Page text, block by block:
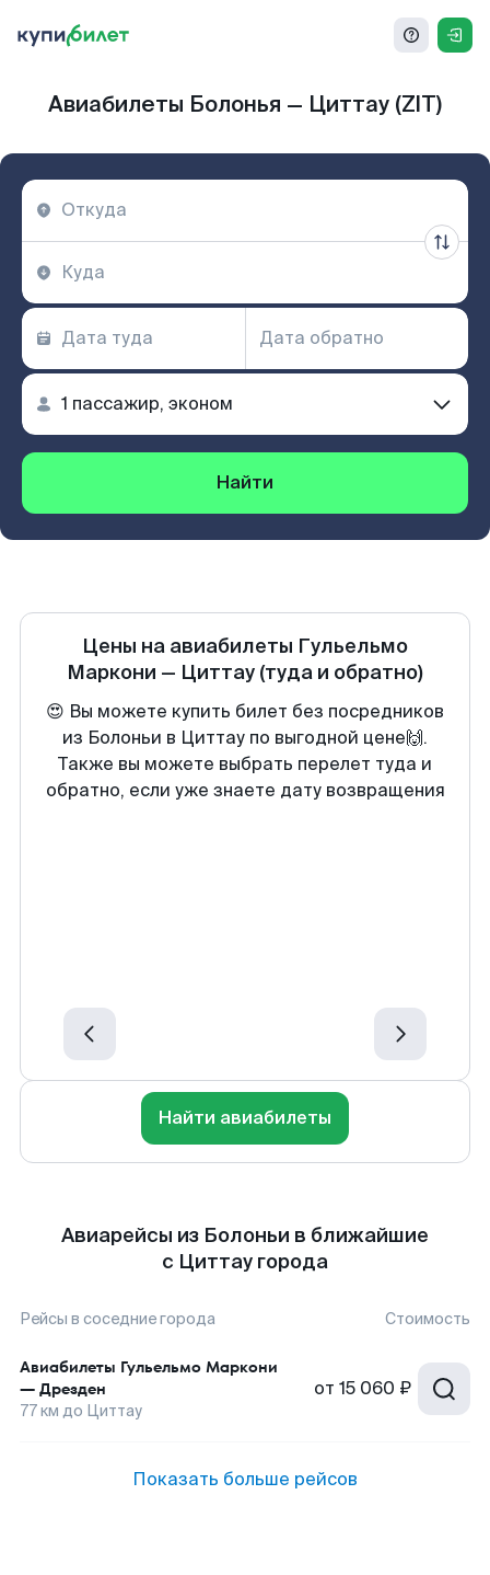
Авиабилеты Болонья — Циттау (ZIT)
Найти
Цены на авиабилеты Гульельмо
Маркони — Циттау (туда и обратно)
😍 Вы можете купить билет без посредников
из Болоньи в Циттау по выгодной цене🙌.
Также вы можете выбрать перелет туда и
обратно, если уже знаете дату возвращения
Найти авиабилеты
Авиарейсы из Болоньи в ближайшие
с Циттау города
Рейсы в соседние города Стоимость
Авиабилеты Гульельмо Маркони
— Дрезден
77км до Циттау
от 15 060 ₽
Показать больше рейсов